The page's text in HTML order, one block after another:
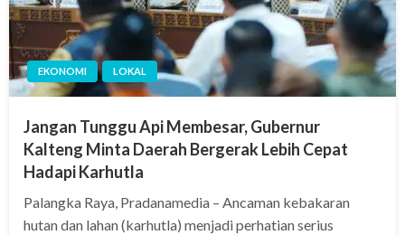
EKONOMI LOKAL
Jangan Tunggu Api Membesar, Gubernur
Kalteng Minta Daerah Bergerak Lebih Cepat
Hadapi Karhutla
Palangka Raya, Pradanamedia – Ancaman kebakaran
hutan dan lahan (karhutla) menjadi perhatian serius